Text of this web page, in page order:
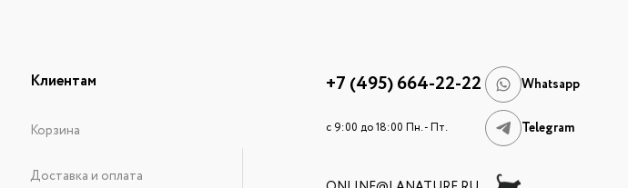
Клиентам
Корзина
Доставка и оплата
+7 (495) 664-22-22 Whatsapp
c 9:00 до 18:00 Пн. - Пт. Telegram